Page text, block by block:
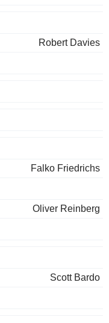
Robert Davies
Falko Friedrichs
Oliver Reinberg
Scott Bardo